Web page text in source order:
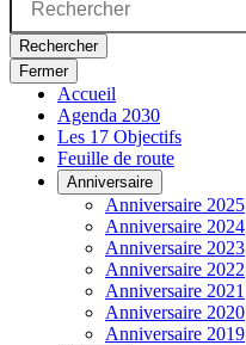
Rechercher
Fermer
Accueil
Agenda 2030
Les 17 Objectifs
Feuille de route
Anniversaire
Anniversaire 2025
Anniversaire 2024
Anniversaire 2023
Anniversaire 2022
Anniversaire 2021
Anniversaire 2020
Anniversaire 2019